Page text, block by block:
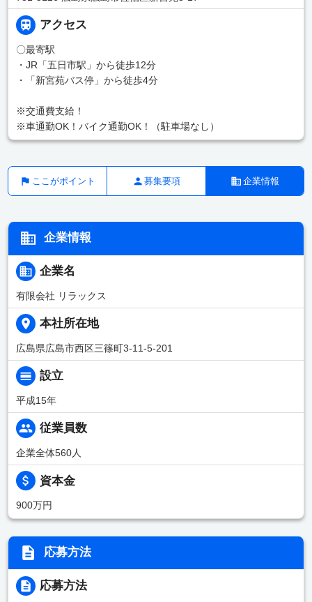
アクセス
〇最寄駅
・JR「五日市駅」から徒歩12分
・「新宮苑バス停」から徒歩4分
※交通費支給！
※車通勤OK！バイク通勤OK！（駐車場なし）
ここがポイント 募集要項 企業情報
企業情報
企業名
有限会社 リラックス
本社所在地
広島県広島市西区三篠町3-11-5-201
設立
平成15年
従業員数
企業全体560人
資本金
900万円
応募方法
応募方法